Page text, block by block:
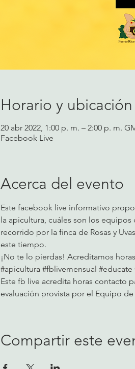
Horario y ubicación
20 abr 2022, 1:00 p. m. – 2:00 p. m.
Facebook Live
Acerca del evento
Este facebook live informativo
la apicultura, cuáles son los
recorrido por la finca de Rosas y
este tiempo.
¡No te lo pierdas! Acreditamos
#apicultura #fblivemensual #educate
Este fb live acredita horas contacto
evaluación provista por el Equipo
Compartir este